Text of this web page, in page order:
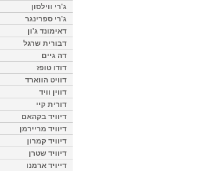
ג'רי ווילסון
ג'רי ספרינגר
דאימונד ג'ון
דבורית שרגל
דה גיים
דודו טופז
דוויט הווארד
דווין וויד
דורית קיי
דיוויד בקהאם
דיוויד מריירמן
דיוויד קמרון
דיוויד שטרן
דייויד ארמנו